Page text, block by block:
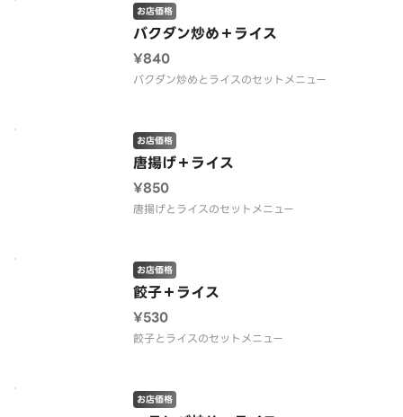
バクダン炒め＋ライス
お店価格
¥840
バクダン炒めとライスのセットメニュー
唐揚げ＋ライス
お店価格
¥850
唐揚げとライスのセットメニュー
餃子＋ライス
お店価格
¥530
餃子とライスのセットメニュー
お店価格